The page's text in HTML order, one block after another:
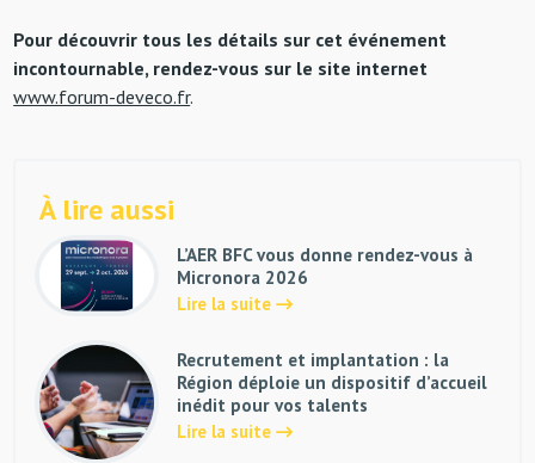
Pour découvrir tous les détails sur cet événement
incontournable, rendez-vous sur le site internet
www.forum-deveco.fr.
À lire aussi
L’AER BFC vous donne rendez-vous à
Micronora 2026
Lire la suite
Recrutement et implantation : la
Région déploie un dispositif d’accueil
inédit pour vos talents
Lire la suite